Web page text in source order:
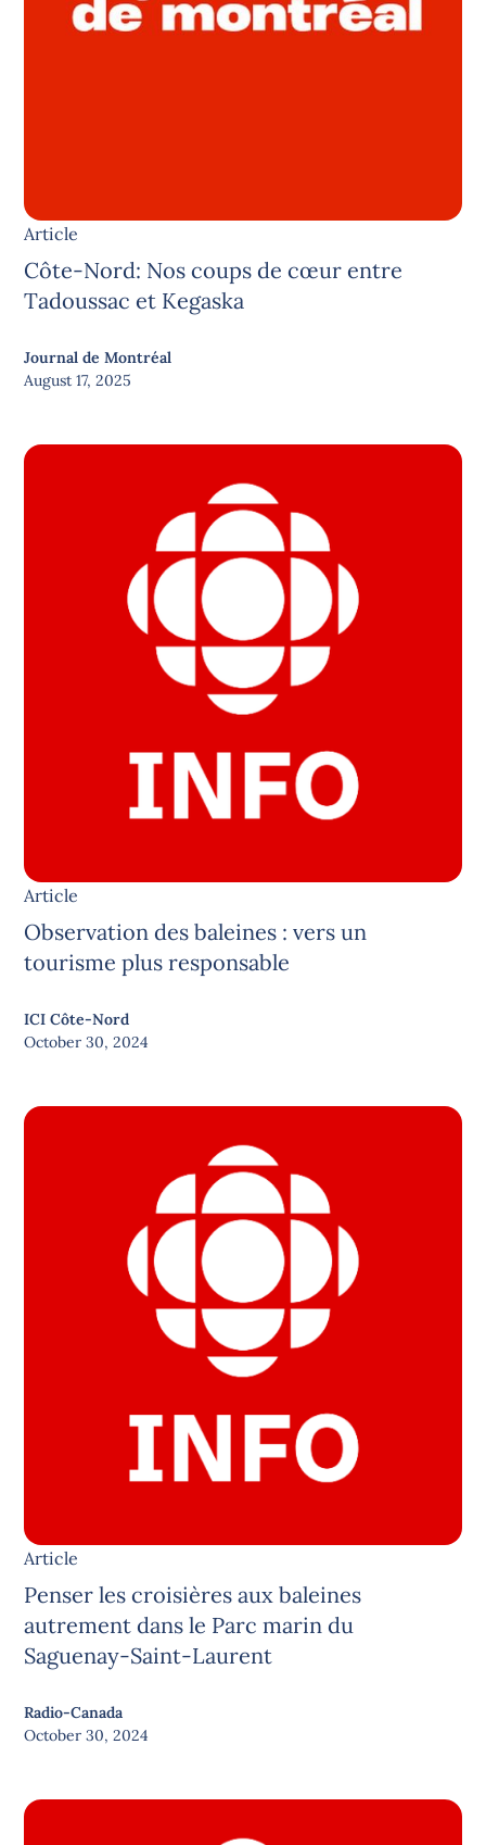
Article
Côte-Nord: Nos coups de cœur entre
Tadoussac et Kegaska
Journal de Montréal
August 17, 2025
Article
Observation des baleines : vers un
tourisme plus responsable
ICI Côte-Nord
October 30, 2024
Article
Penser les croisières aux baleines
autrement dans le Parc marin du
Saguenay-Saint-Laurent
Radio-Canada
October 30, 2024